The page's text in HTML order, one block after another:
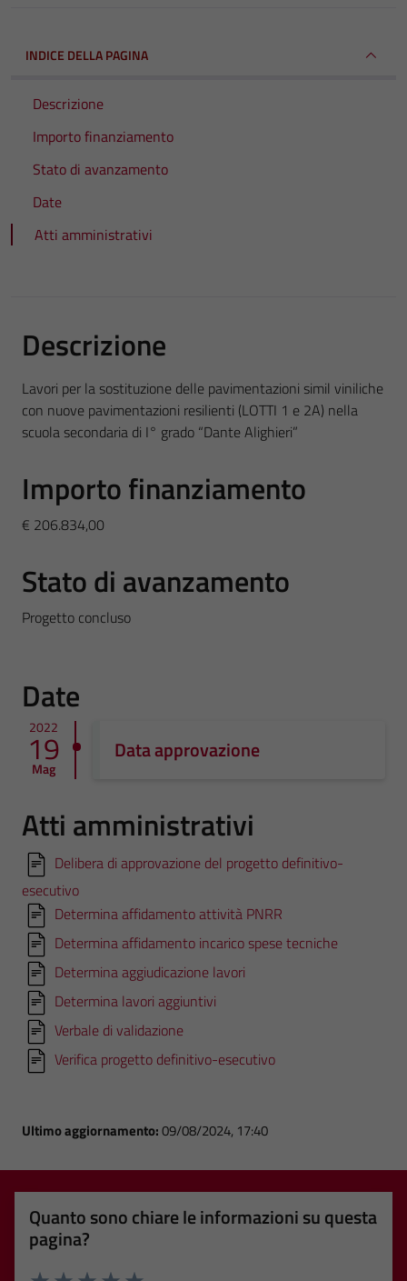
INDICE DELLA PAGINA
Descrizione
Importo finanziamento
Stato di avanzamento
Date
Atti amministrativi
Descrizione
Lavori per la sostituzione delle pavimentazioni simil viniliche
con nuove pavimentazioni resilienti (LOTTI 1 e 2A) nella
scuola secondaria di I° grado “Dante Alighieri”
Importo finanziamento
€ 206.834,00
Stato di avanzamento
Progetto concluso
Date
2022
19
Mag
Data approvazione
Atti amministrativi
Delibera di approvazione del progetto definitivo-
esecutivo
Determina affidamento attività PNRR
Determina affidamento incarico spese tecniche
Determina aggiudicazione lavori
Determina lavori aggiuntivi
Verbale di validazione
Verifica progetto definitivo-esecutivo
Ultimo aggiornamento:09/08/2024, 17:40
Quanto sono chiare le informazioni su questa
pagina?